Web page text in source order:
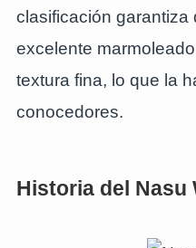
clasificación garantiza
excelente
textura fina, lo que la
conocedores.
Historia del Nasu